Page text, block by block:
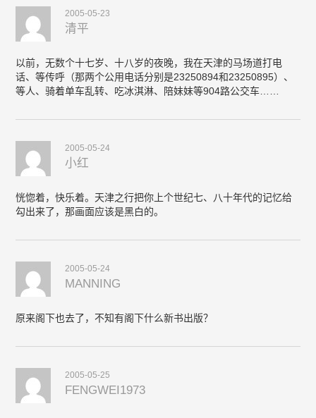
2005-05-23
清平
以前，无数个十七岁、十八岁的夜晚，我在天津的马场道打电
话、等传呼（那两个公用电话分别是23250894和23250895）、
等人、骑着单车乱转、吃冰淇淋、陪妹妹等904路公交车……
2005-05-24
小红
恍惚着，快乐着。天津之行把你上个世纪七、八十年代的记忆给
勾出来了，那画面应该是黑白的。
2005-05-24
MANNING
原来阁下也去了，不知有阁下什么新书出版？
2005-05-25
FENGWEI1973